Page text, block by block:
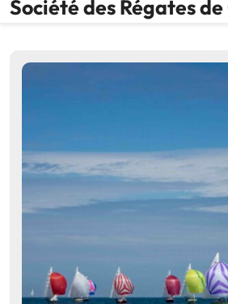
Société des Régates